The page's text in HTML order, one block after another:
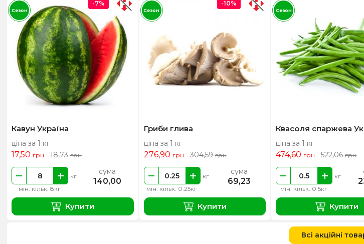
Кавун Україна
ціна за 1 кг
17,50 грн 18,73грн
мін. кільк. 8кг
кг сума
140,00
Купити
-7%
Сезон
Гриби глива
ціна за 1 кг
276,90 грн 304,59грн
мін. кільк. 0.25кг
кг сума
69,23
Купити
-10%
Сезон
Квасоля спаржева
ціна за 1 кг
474,60 грн 522,06грн
мін. кільк. 0.5кг
кг
Купити
Сезон
Всі акційні